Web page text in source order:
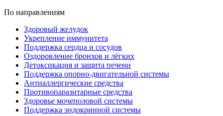
По направлениям
Здоровый желудок
Укрепление иммунитета
Поддержка сердца и сосудов
Оздоровление бронхов и лёгких
Детоксикация и защита печени
Поддержка опорно-двигательной системы
Антиаллергические средства
Противопаразитарные средства
Здоровье мочеполовой системы
Поддержка эндокринной системы